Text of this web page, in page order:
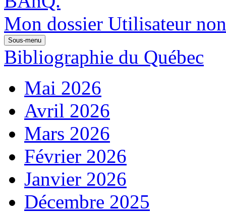
Mon dossier Utilisateur
Sous-menu
Bibliographie du Québec
Mai 2026
Avril 2026
Mars 2026
Février 2026
Janvier 2026
Décembre 2025